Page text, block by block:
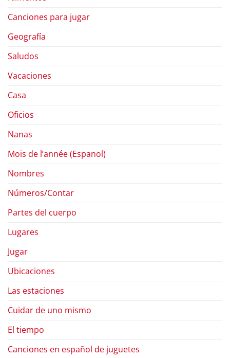
Canciones para jugar
Geografía
Saludos
Vacaciones
Casa
Oficios
Nanas
Mois de l’année (Espanol)
Nombres
Números/Contar
Partes del cuerpo
Lugares
Jugar
Ubicaciones
Las estaciones
Cuidar de uno mismo
El tiempo
Canciones en español de juguetes